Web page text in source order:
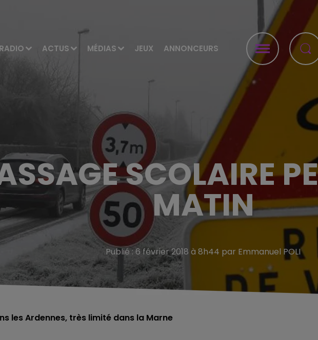
RADIO ACTUS MÉDIAS JEUX ANNONCEURS
SCOLAIRE
MATIN
Publié : 6 février 2018 à 8h44 par Emmanuel POLI
les Ardennes, très limité dans la Marne